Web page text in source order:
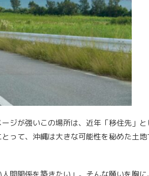
ジが強いこの場所は、近年「移住先」と
って、沖縄は大きな可能性を秘めた土地